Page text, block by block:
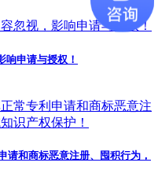
响申请与授权！
请和商标恶意注册、囤积行为，